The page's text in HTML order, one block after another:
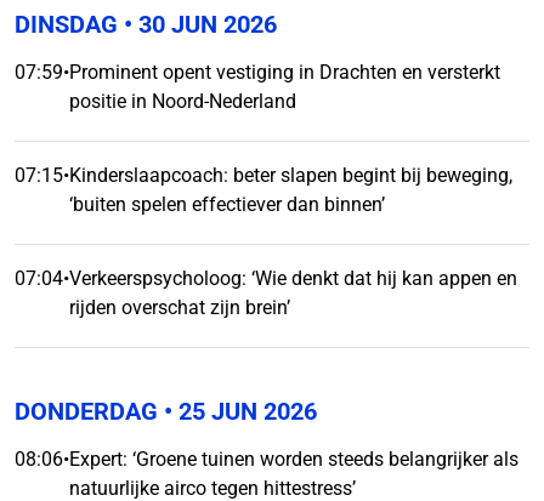
DINSDAG • 30 JUN 2026
07:59•Prominent opent vestiging in Drachten en versterkt
positie in Noord-Nederland
07:15•Kinderslaapcoach: beter slapen begint bij beweging,
‘buiten spelen effectiever dan binnen’
07:04•Verkeerspsycholoog: ‘Wie denkt dat hij kan appen en
rijden overschat zijn brein’
DONDERDAG • 25 JUN 2026
08:06•Expert: ‘Groene tuinen worden steeds belangrijker als
natuurlijke airco tegen hittestress’